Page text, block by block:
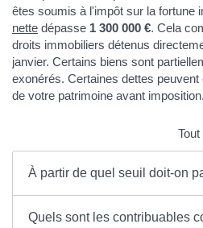
êtes soumis à l'impôt sur la fortune
nette dépasse 1 300 000 €. Cela
droits immobiliers détenus
janvier. Certains biens sont
exonérés. Certaines dettes
de votre patrimoine avant imposition.
À partir de quel seuil doit-on
Quels sont les contribuables